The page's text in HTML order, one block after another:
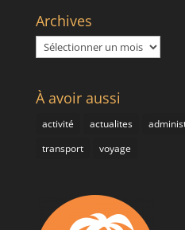
Archives
Archives
À avoir aussi
activité actualites
transport
voyage